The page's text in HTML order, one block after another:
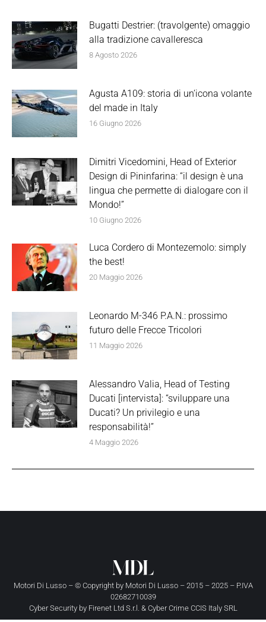
Bugatti Destrier: (travolgente) omaggio
alla tradizione cavalleresca
8 Agosto 2026
Agusta A109: storia di un’icona volante
del made in Italy
16 Giugno 2026
Dimitri Vicedomini, Head of Exterior
Design di Pininfarina: “il design è una
lingua che permette di dialogare con il
Mondo!”
10 Giugno 2026
Luca Cordero di Montezemolo: simply
the best!
20 Maggio 2026
Leonardo M-346 P.A.N.: prossimo
futuro delle Frecce Tricolori
11 Maggio 2026
Alessandro Valia, Head of Testing
Ducati [intervista]: “sviluppare una
Ducati? Un privilegio e una
responsabilità!”
4 Maggio 2026
Motori Di Lusso – © Copyright by Motori Di Lusso– 2015 – 2025 – P.IVA
02682710039
Cyber Security by Firenet Ltd S.r.l. & Cyber Crime CCIS Italy SRL